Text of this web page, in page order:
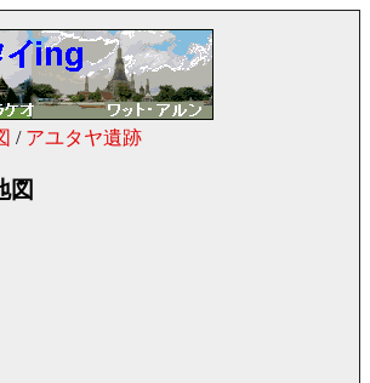
/ アユタヤ遺跡
図